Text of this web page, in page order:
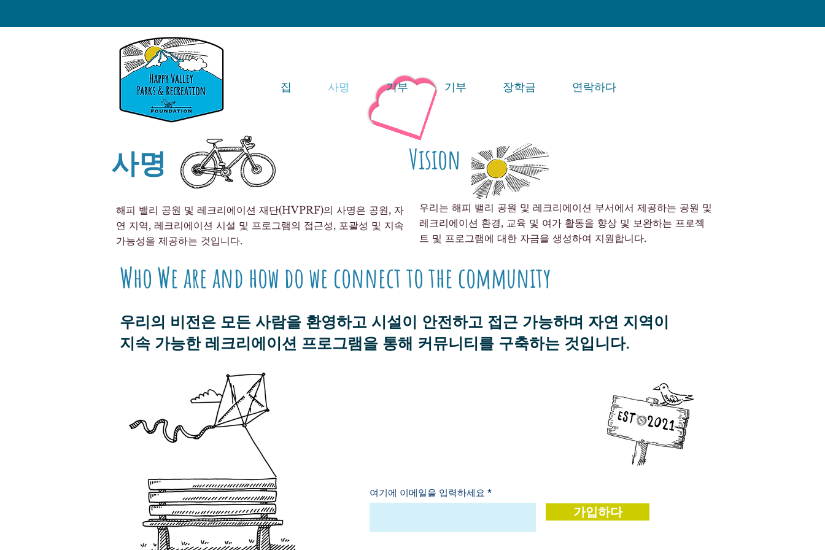
집 사명 기부 기부 장학금 연락하다
사명
해피 밸리 공원 및 레크리에이션 재단(HVPRF)의 사명은 공원, 자
연 지역, 레크리에이션 시설 및 프로그램의 접근성, 포괄성 및 지속
가능성을 제공하는 것입니다.
우리는 해피 밸리 공원 및 레크리에이션 부서에서 제공하는 공원 및
레크리에이션 환경, 교육 및 여가 활동을 향상 및 보완하는 프로젝
트 및 프로그램에 대한 자금을 생성하여 지원합니다.
Vision
Who We are and how do we connect to the community
우리의 비전은 모든 사람을 환영하고 시설이 안전하고 접근 가능하며 자연 지역이
지속 가능한 레크리에이션 프로그램을 통해 커뮤니티를 구축하는 것입니다.
여기에 이메일을 입력하세요
가입하다